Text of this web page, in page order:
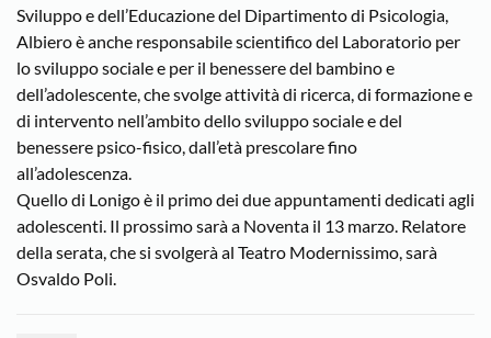
Sviluppo e dell’Educazione del Dipartimento di Psicologia,
Albiero è anche responsabile scientifico del Laboratorio per
lo sviluppo sociale e per il benessere del bambino e
dell’adolescente, che svolge attività di ricerca, di formazione e
di intervento nell’ambito dello sviluppo sociale e del
benessere psico-fisico, dall’età prescolare fino
all’adolescenza.
Quello di Lonigo è il primo dei due appuntamenti dedicati agli
adolescenti. Il prossimo sarà a Noventa il 13 marzo. Relatore
della serata, che si svolgerà al Teatro Modernissimo, sarà
Osvaldo Poli.